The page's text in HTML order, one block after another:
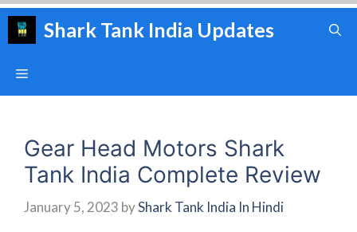
Skip
Shark Tank India Updates
Menu
Gear Head Motors Shark
Tank India Complete Review
January 5, 2023 byShark Tank India In Hindi